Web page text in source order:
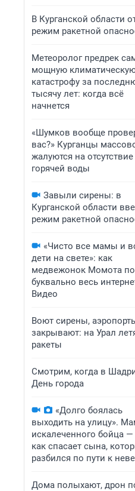
В Курганской области
режим ракетной
Метеоролог предрек
мощную
катастрофу за
тысячу лет: когда всё
начнется
«Шумков вообще
вас?» Курганцы
жалуются на отсутствие
горячей воды
Завыли сирены: в
Курганской области
режим ракетной
«Чисто все мамы и
дети на свете»: как
медвежонок Момота
буквально весь
Видео
Воют сирены,
закрывают: на Урал
ракеты
Смотрим, когда в
День города
«Долго боялась
выходить на улицу».
искалеченного бойца
как спасает сына,
разбился по пути к
Дома полыхают, дрон